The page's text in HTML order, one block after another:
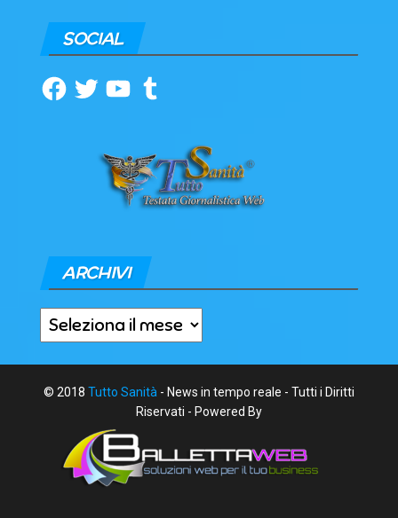
SOCIAL
Facebook
TwitterYouTubeTumblr
ARCHIVI
Archivi
© 2018 Tutto Sanità - News in tempo reale - Tutti i Diritti
Riservati - Powered By